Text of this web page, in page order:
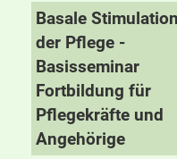
Basale
der Pflege -
Basisseminar
Fortbildung für
Pflegekräfte und
Angehörige